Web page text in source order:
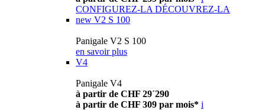
CONFIGUREZ-LA DÉCOUVREZ-LA
new V2 S 100
Panigale V2 S 100
en savoir plus
V4
Panigale V4
à partir de CHF 29´290
à partir de CHF 309 par mois* i